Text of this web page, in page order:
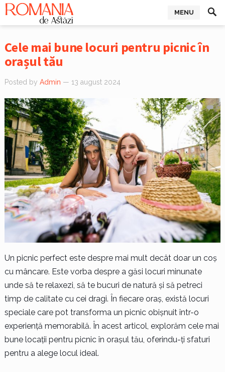
MENU
Cele mai bune locuri pentru picnic în
orașul tău
Posted by Admin — 13 august 2024
0
0
Un picnic perfect este despre mai mult decât doar un coș
cu mâncare. Este vorba despre a găsi locuri minunate
unde să te relaxezi, să te bucuri de natură și să petreci
timp de calitate cu cei dragi. În fiecare oraș, există locuri
speciale care pot transforma un picnic obișnuit într-o
experiență memorabilă. În acest articol, explorăm cele mai
bune locații pentru picnic în orașul tău, oferindu-ți sfaturi
pentru a alege locul ideal.